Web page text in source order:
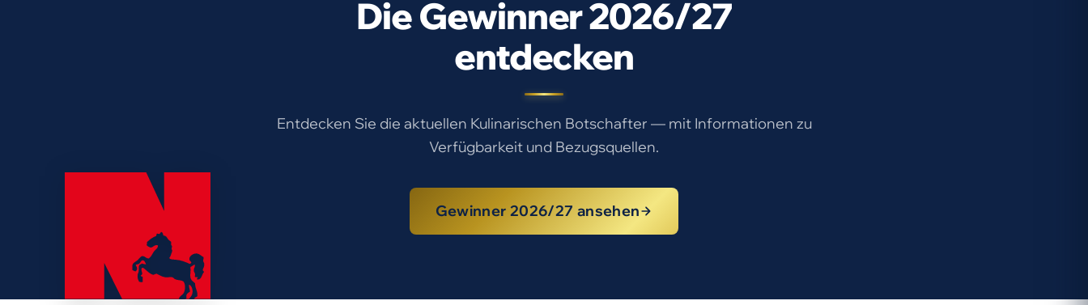
Die Gewinner 2026/27
entdecken
Entdecken Sie die aktuellen Kulinarischen Botschafter — mit Informationen zu
Verfügbarkeit und Bezugsquellen.
Gewinner 2026/27 ansehen